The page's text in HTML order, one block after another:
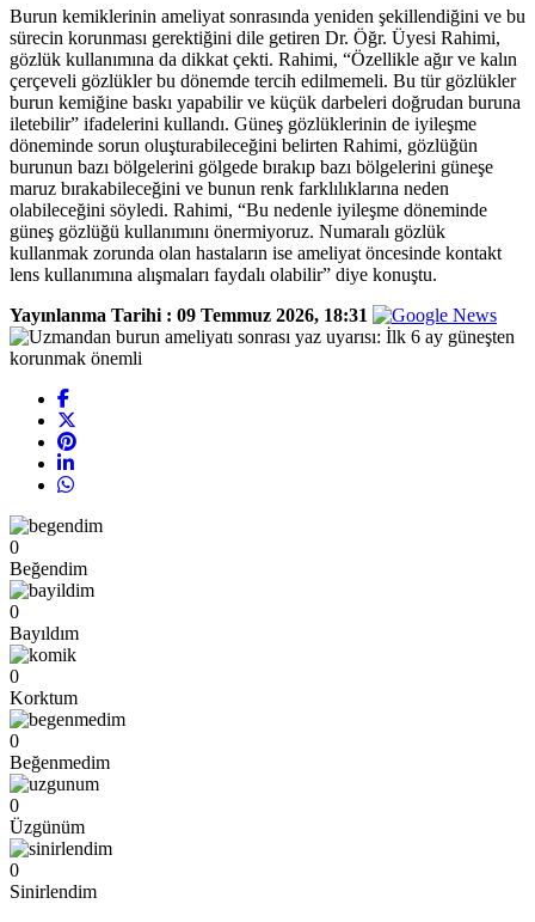
Burun kemiklerinin ameliyat sonrasında yeniden şekillendiğini ve bu
sürecin korunması gerektiğini dile getiren Dr. Öğr. Üyesi Rahimi,
gözlük kullanımına da dikkat çekti. Rahimi, “Özellikle ağır ve kalın
çerçeveli gözlükler bu dönemde tercih edilmemeli. Bu tür gözlükler
burun kemiğine baskı yapabilir ve küçük darbeleri doğrudan buruna
iletebilir” ifadelerini kullandı. Güneş gözlüklerinin de iyileşme
döneminde sorun oluşturabileceğini belirten Rahimi, gözlüğün
burunun bazı bölgelerini gölgede bırakıp bazı bölgelerini güneşe
maruz bırakabileceğini ve bunun renk farklılıklarına neden
olabileceğini söyledi. Rahimi, “Bu nedenle iyileşme döneminde
güneş gözlüğü kullanımını önermiyoruz. Numaralı gözlük
kullanmak zorunda olan hastaların ise ameliyat öncesinde kontakt
lens kullanımına alışmaları faydalı olabilir” diye konuştu.
Yayınlanma Tarihi : 09 Temmuz 2026, 18:31
0
Beğendim
0
Bayıldım
0
Korktum
0
Beğenmedim
0
Üzgünüm
0
Sinirlendim